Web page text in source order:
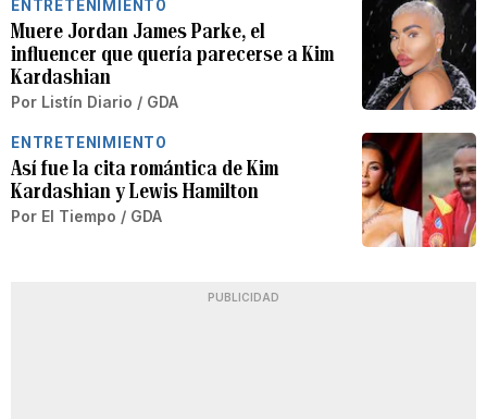
ENTRETENIMIENTO
Muere Jordan James Parke, el
influencer que quería parecerse a Kim
Kardashian
Por Listín Diario / GDA
ENTRETENIMIENTO
Así fue la cita romántica de Kim
Kardashian y Lewis Hamilton
Por El Tiempo / GDA
PUBLICIDAD